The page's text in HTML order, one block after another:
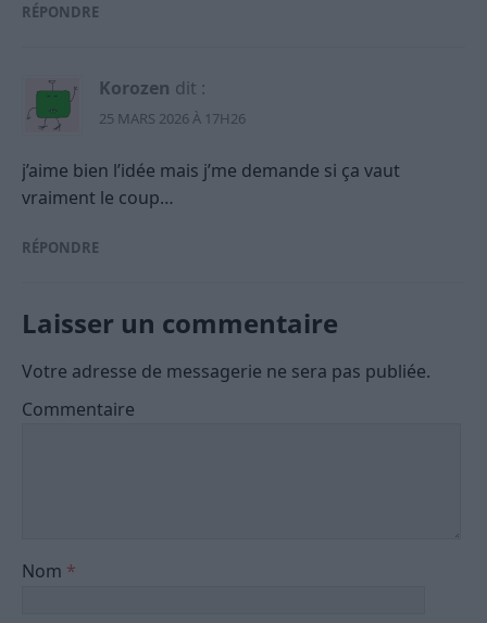
RÉPONDRE
Korozen dit :
25 MARS 2026 À 17H26
j’aime bien l’idée mais j’me demande si ça vaut
vraiment le coup…
RÉPONDRE
Laisser un commentaire
Votre adresse de messagerie ne sera pas publiée.
Commentaire
Nom *